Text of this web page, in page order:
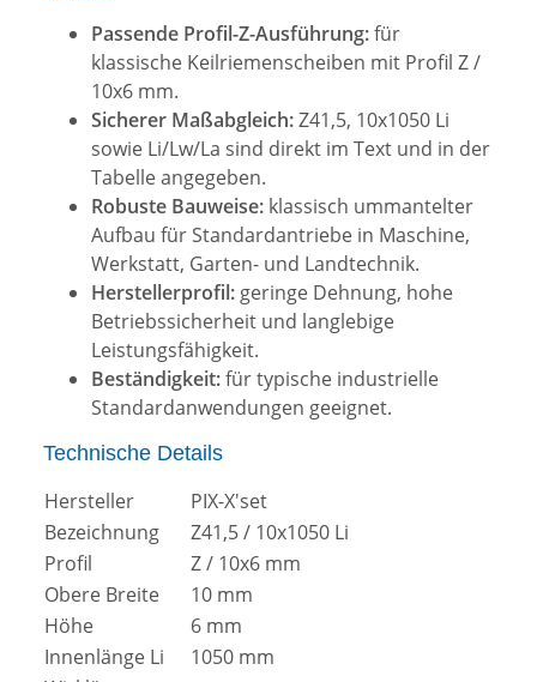
Passende Profil-Z-Ausführung:für
klassische Keilriemenscheiben mit Profil Z /
10x6 mm.
Sicherer Maßabgleich:Z41,5, 10x1050 Li
sowie Li/Lw/La sind direkt im Text und in der
Tabelle angegeben.
Robuste Bauweise: klassisch ummantelter
Aufbau für Standardantriebe in Maschine,
Werkstatt, Garten- und Landtechnik.
Herstellerprofil: geringe Dehnung, hohe
Betriebssicherheit und langlebige
Leistungsfähigkeit.
Beständigkeit:für typische industrielle
Standardanwendungen geeignet.
Technische Details
Hersteller
PIX-X'set
Bezeichnung
Z41,5 / 10x1050 Li
Profil
Z / 10x6 mm
Obere Breite
10 mm
Höhe
6 mm
Innenlänge Li
1050 mm